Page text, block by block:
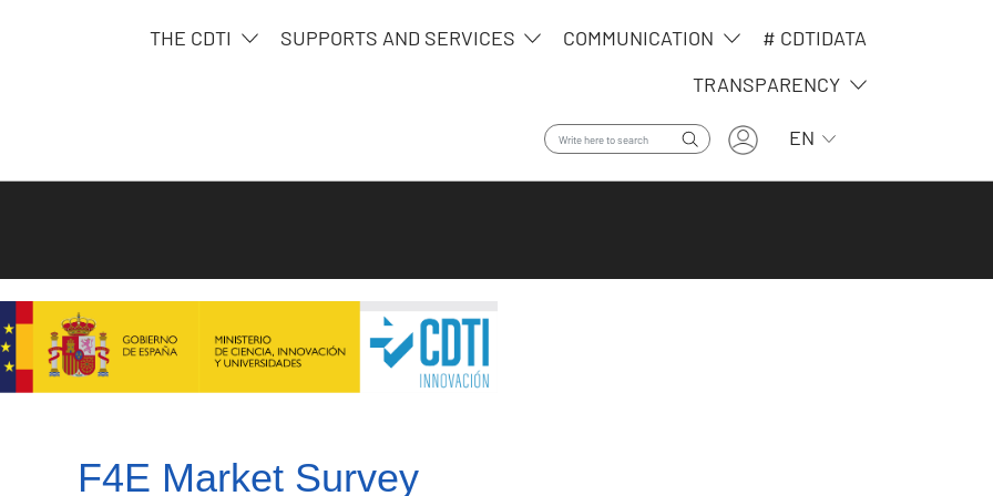
THE CDTI SUPPORTS AND SERVICES COMMUNICATION
# CDTIDATA
TRANSPARENCY
User account menu
EN List additional
F4E Market Survey